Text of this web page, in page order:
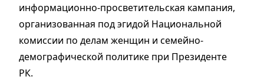
информационно-просветительская кампания,
организованная под эгидой Национальной
комиссии по делам женщин и семейно-
демографической политике при Президенте
РК.